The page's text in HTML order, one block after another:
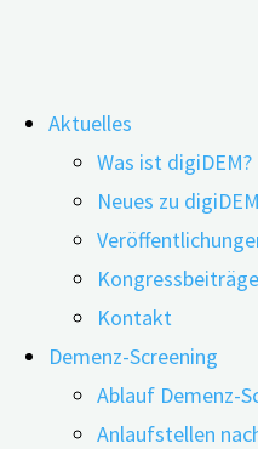
Inhalt
springen
Aktuelles
Was ist digiDEM?
Neues zu digiDEM
Kongressbeiträge
Kontakt
Demenz-Screening
Ablauf Demenz-
Anlaufstellen
digiDEM
Demenz –
Mogelpackung?